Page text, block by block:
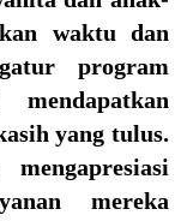
waktu dan
program
yang tulus.
mereka